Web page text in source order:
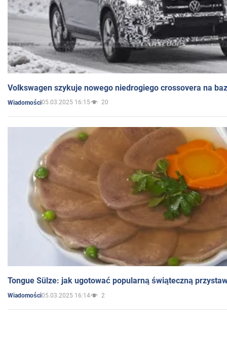
Volkswagen szykuje nowego niedrogiego crossovera na
Wiadomości05.03.2025 16:15 20
Tongue Sülze: jak ugotować popularną świąteczną
Wiadomości05.03.2025 16:14 2